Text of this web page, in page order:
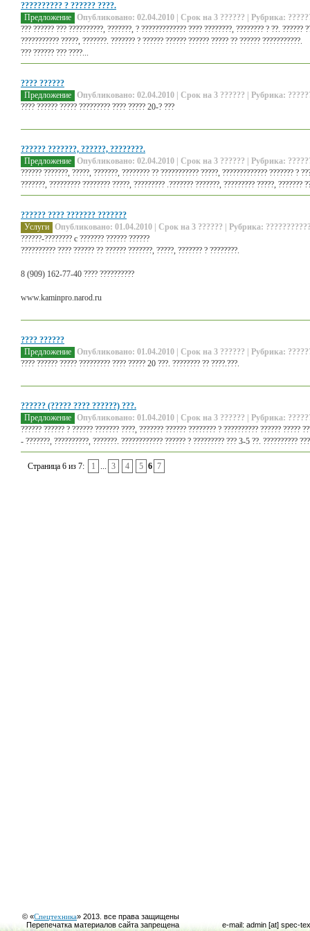
?????????? ? ?????? ????.
Предложение Опубликовано: 02.04.2010 | Срок на 3 ?????? | Рубрика:
??? ?????? ??? ??????????, ???????, ? ????????????? ???? ????????, ???????? ? ??. ??????
??????????? ?????, ???????. ??????? ? ?????? ?????? ?????? ????? ?? ?????? ???????????.
??? ?????? ??? ????...
???? ??????
Предложение Опубликовано: 02.04.2010 | Срок на 3 ?????? | Рубрика:
???? ?????? ????? ????????? ???? ????? 20-? ???
?????? ???????, ??????, ????????.
Предложение Опубликовано: 02.04.2010 | Срок на 3 ?????? | Рубрика:
?????? ???????, ?????, ???????, ???????? ?? ??????????? ?????, ????????????? ??????? ?
???????, ????????? ???????? ?????, ????????? .??????? ???????, ????????? ?????, ???????
?????? ???? ??????? ???????
Услуги Опубликовано: 01.04.2010 | Срок на 3 ?????? | Рубрика:
??????-???????? c ??????? ?????? ??????
?????????? ???? ?????? ?? ?????? ???????, ?????, ??????? ? ????????.
8 (909) 162-77-40 ???? ??????????
www.kaminpro.narod.ru
???? ??????
Предложение Опубликовано: 01.04.2010 | Срок на 3 ?????? | Рубрика:
???? ?????? ????? ????????? ???? ????? 20 ???. ???????? ?? ????.???.
?????? (????? ???? ??????) ???.
Предложение Опубликовано: 01.04.2010 | Срок на 3 ?????? | Рубрика:
?????? ?????? ? ?????? ??????? ????, ??????? ?????? ???????? ? ?????????? ?????? ?????
- ???????, ??????????, ???????. ???????????? ?????? ? ????????? ??? 3-5 ??. ??????????
Страница 6 из 7: 1 ... 3 4 5 6 7
© «Спецтехника» 2013. все права защищены
Перепечатка материалов сайта запрещена
e-mail: admin [at] spec-